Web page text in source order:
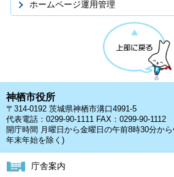
ホームページ運用管理
神栖市役所
〒314-0192 茨城県神栖市溝口4991-5
代表電話：0299-90-1111 FAX：0299-90-1112
開庁時間 月曜日から金曜日の午前8時30分から
年末年始を除く)
庁舎案内